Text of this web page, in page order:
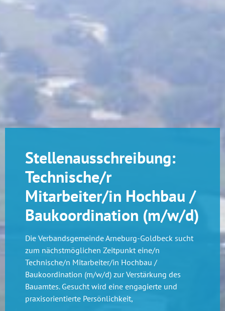
Stellenausschreibung:
Technische/r
Mitarbeiter/in Hochbau /
Baukoordination (m/w/d)
Die Verbandsgemeinde Arneburg-Goldbeck sucht
zum nächstmöglichen Zeitpunkt eine/n
Technische/n Mitarbeiter/in Hochbau /
Baukoordination (m/w/d) zur Verstärkung des
Bauamtes. Gesucht wird eine engagierte und
praxisorientierte Persönlichkeit,